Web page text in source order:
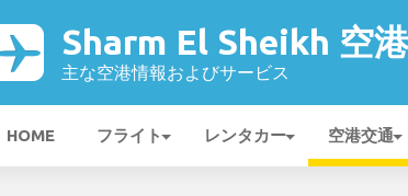
Sharm El Sheikh 空港
主な空港情報およびサービス
HOME フライト レンタカー 空港交通